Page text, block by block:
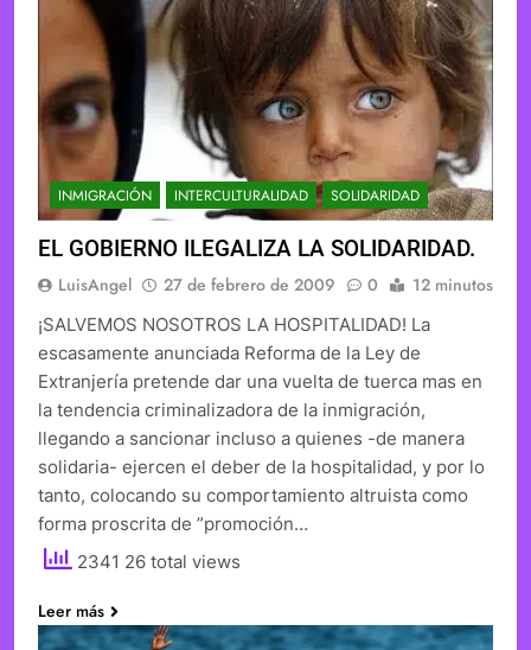
INMIGRACIÓN INTERCULTURALIDAD SOLIDARIDAD
EL GOBIERNO ILEGALIZA LA SOLIDARIDAD.
LuisAngel 27 de febrero de 2009 0 12 minutos
¡SALVEMOS NOSOTROS LA HOSPITALIDAD! La
escasamente anunciada Reforma de la Ley de
Extranjería pretende dar una vuelta de tuerca mas en
la tendencia criminalizadora de la inmigración,
llegando a sancionar incluso a quienes -de manera
solidaria- ejercen el deber de la hospitalidad, y por lo
tanto, colocando su comportamiento altruista como
forma proscrita de ”promoción…
2341 26 total views
Leer más